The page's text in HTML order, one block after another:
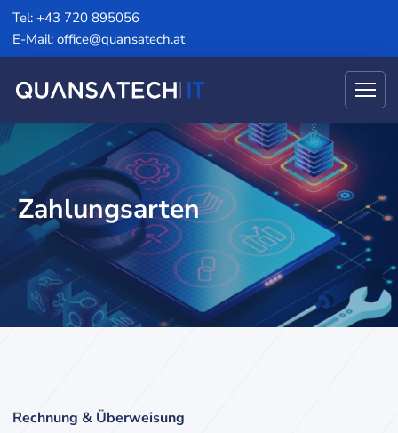
Tel: +43 720 895056
E-Mail: office@quansatech.at
Zahlungsarten
Rechnung & Überweisung